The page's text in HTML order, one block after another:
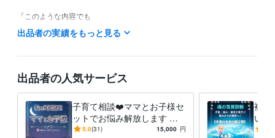
「このような内容でも
鑑定してもらえるのかなぁ？」など
お気軽に
ホーム画面の「メッセージ」
のところから
お問い合わせください。
こちらから
出品者の実績をもっと見る
出品者の人気サービス
子育て相談❤️ママとお子様セ
ットでお悩み解放します 親
子の「魂の気質」から読み解
5.0(31) 15,000 円
複数
いる
の